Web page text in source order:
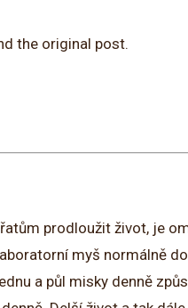
the original post.
prodloužit život, je
myš normálně
a půl misky denně